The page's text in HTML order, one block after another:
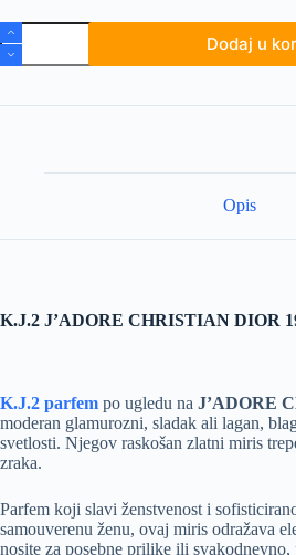
K.J.2
J'ADORE
CHRISTIAN
1999
Dodaj u
Opis
K.J.2 J’ADORE CHRISTIAN DIOR
K.J.2 parfem po ugledu na J’ADORE
moderan glamurozni, sladak ali lagan,
svetlosti. Njegov raskošan zlatni miris
zraka.
Parfem koji slavi ženstvenost i
samouverenu ženu, ovaj miris odražava
nosite za posebne prilike ili